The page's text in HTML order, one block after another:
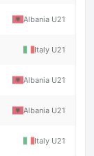
Albania U21
Italy U21
Albania U21
Albania U21
Italy U21